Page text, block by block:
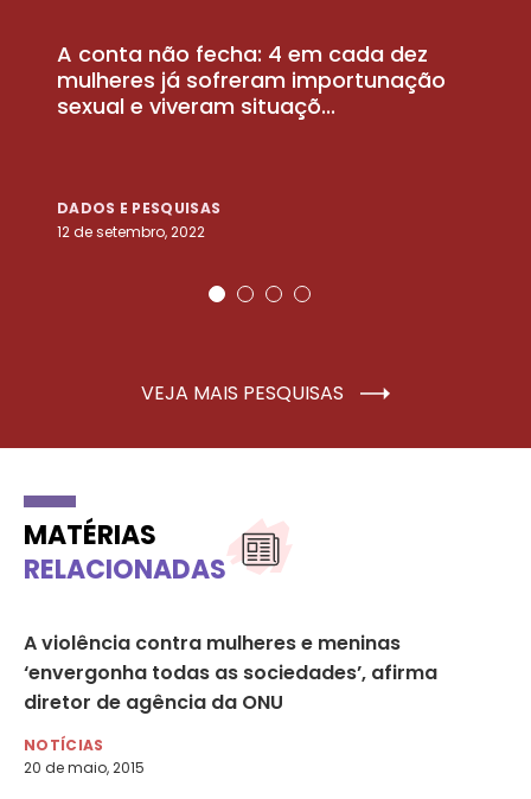
A conta não fecha: 4 em cada dez
mulheres já sofreram importunação
sexual e viveram situaçõ...
DADOS E PESQUISAS
12 de setembro, 2022
VEJA MAIS PESQUISAS
MATÉRIAS
RELACIONADAS
A violência contra mulheres e meninas
‘envergonha todas as sociedades’, afirma
diretor de agência da ONU
NOTÍCIAS
20 de maio, 2015